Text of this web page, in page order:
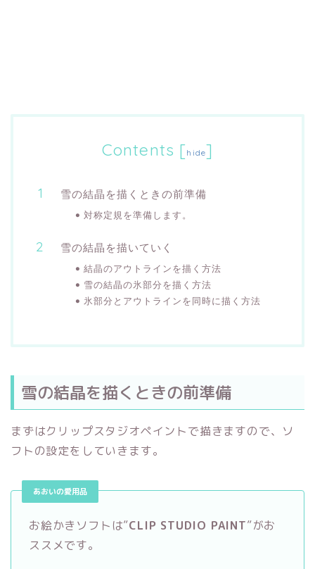
Contents [ hide]
雪の結晶を描くときの前準備
対称定規を準備します。
雪の結晶を描いていく
結晶のアウトラインを描く方法
雪の結晶の氷部分を描く方法
氷部分とアウトラインを同時に描く方法
雪の結晶を描くときの前準備
まずはクリップスタジオペイントで描きますので、ソ
フトの設定をしていきます。
あおいの愛用品
お絵かきソフトは”CLIP STUDIO PAINT”がお
ススメです。